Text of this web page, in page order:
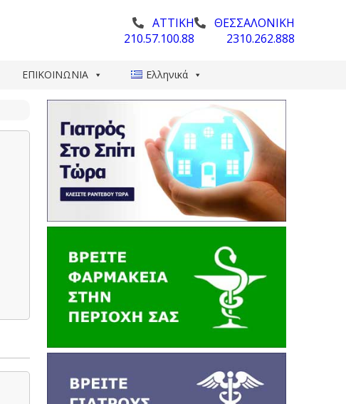
ΑΤΤΙΚΗ
210.57.100.88
ΘΕΣΣΑΛΟΝΙΚΗ
2310.262.888
ΕΠΙΚΟΙΝΩΝΙΑ Ελληνικά